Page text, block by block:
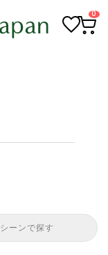
0
シーンで探す